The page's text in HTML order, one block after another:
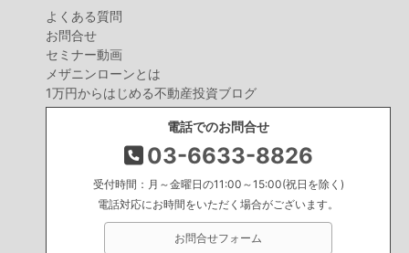
よくある質問
お問合せ
セミナー動画
メザニンローンとは
1万円からはじめる不動産投資ブログ
電話でのお問合せ
03-6633-8826
受付時間：月～金曜日の11:00～15:00(祝日を除く)
電話対応にお時間をいただく場合がございます。
お問合せフォーム